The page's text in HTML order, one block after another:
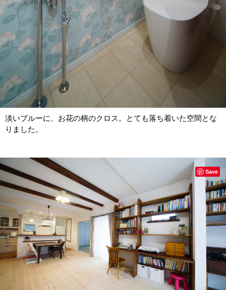
淡いブルーに、お花の柄のクロス。とても落ち着いた空間とな
りました。
Save